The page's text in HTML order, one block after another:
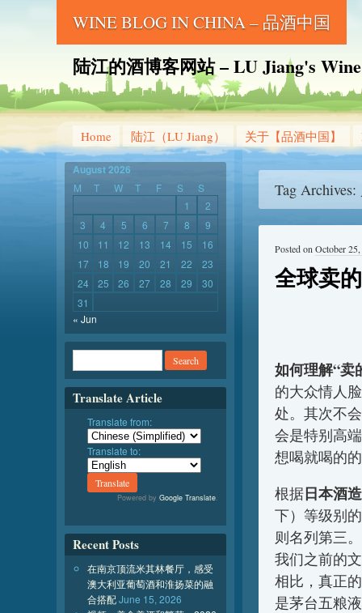
WINE BLOG IN CHINA – 品酒中国
陆江的酒博客网站 – LU Jiang's
Home 陆江（LU Jiang） 关于【品酒中国】
Tag Archives:
全球卖
Posted on October
如何理解“卖
的大众情人
处。其次不
会是特别高
想喝就喝的
根据日本酒
下）等级别
则名列第三
我们之前的
相比，真正
是茅台五粮
August 2026
M T W T F S
S
1
2
3
4 5 6 7 8
9
10
11 12 13 14 15
16
17
18 19 20 21 22
23
24
25 26 27 28 29
30
31
« Jun
Translate Article
Translate from:
Translate to:
Powered by Google Translate.
Recent Posts
在南京顶流米其林餐厅，感受
澳大利亚葡萄酒和淮扬菜的融
合搭配June 15, 2026